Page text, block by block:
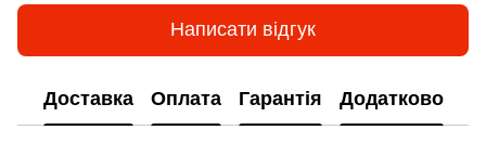
Написати відгук
Доставка Оплата Гарантія Додатково